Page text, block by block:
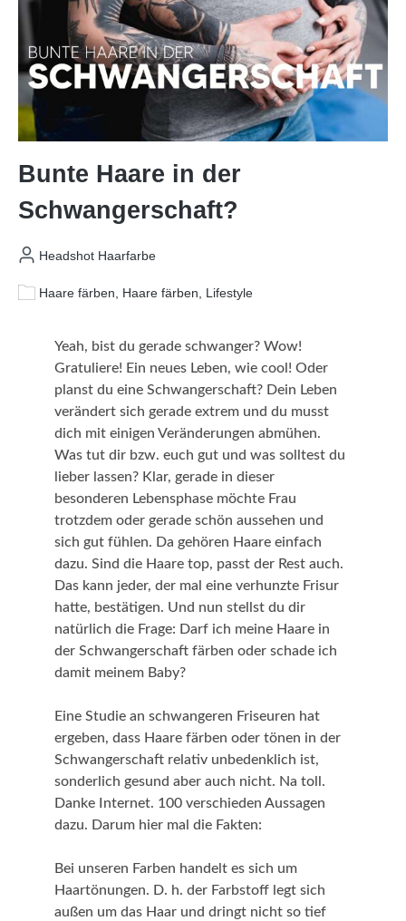
Bunte Haare in der
Schwangerschaft?
Headshot Haarfarbe
Haare färben, Haare färben, Lifestyle
Yeah, bist du gerade schwanger? Wow!
Gratuliere! Ein neues Leben, wie cool! Oder
planst du eine Schwangerschaft? Dein Leben
verändert sich gerade extrem und du musst
dich mit einigen Veränderungen abmühen.
Was tut dir bzw. euch gut und was solltest du
lieber lassen? Klar, gerade in dieser
besonderen Lebensphase möchte Frau
trotzdem oder gerade schön aussehen und
sich gut fühlen. Da gehören Haare einfach
dazu. Sind die Haare top, passt der Rest auch.
Das kann jeder, der mal eine verhunzte Frisur
hatte, bestätigen. Und nun stellst du dir
natürlich die Frage: Darf ich meine Haare in
der Schwangerschaft färben oder schade ich
damit meinem Baby?
Eine Studie an schwangeren Friseuren hat
ergeben, dass Haare färben oder tönen in der
Schwangerschaft relativ unbedenklich ist,
sonderlich gesund aber auch nicht. Na toll.
Danke Internet. 100 verschieden Aussagen
dazu. Darum hier mal die Fakten:
Bei unseren Farben handelt es sich um
Haartönungen. D. h. der Farbstoff legt sich
außen um das Haar und dringt nicht so tief